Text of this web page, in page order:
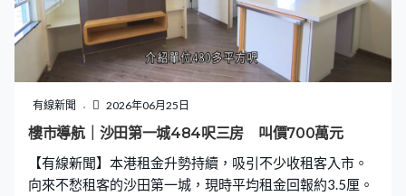
有線新聞 2026年06月25日
樓市導航｜沙田第一城484呎三房 叫價700萬元
【有線新聞】本港租金升勢持續，吸引不少收租客入市。
向來不愁租客的沙田第一城，現時平均租金回報約3.5厘。